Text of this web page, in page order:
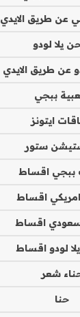
عن طريق الايدي
يلا لودو
عن طريق الايدي
ببجي
ايتونز
ستور
ببجي اقساط
امريكي اقساط
سعودي اقساط
لودو اقساط
شعر
حنا